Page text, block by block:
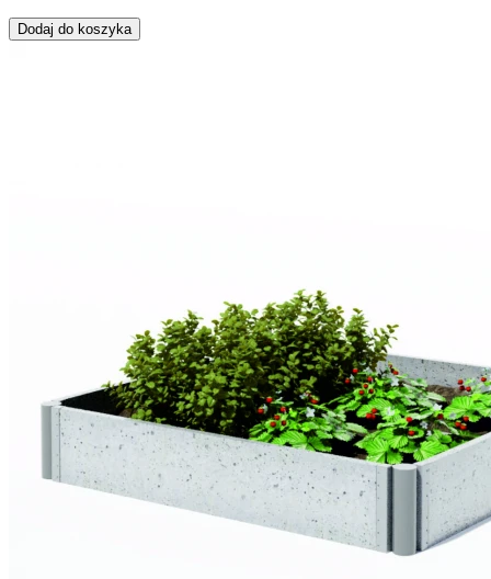
Dodaj do koszyka